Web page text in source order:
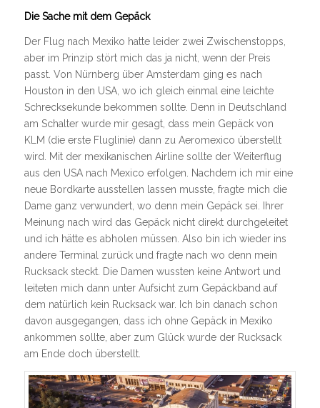
Die Sache mit dem Gepäck
Der Flug nach Mexiko hatte leider zwei Zwischenstopps,
aber im Prinzip stört mich das ja nicht, wenn der Preis
passt. Von Nürnberg über Amsterdam ging es nach
Houston in den USA, wo ich gleich einmal eine leichte
Schrecksekunde bekommen sollte. Denn in Deutschland
am Schalter wurde mir gesagt, dass mein Gepäck von
KLM (die erste Fluglinie) dann zu Aeromexico überstellt
wird. Mit der mexikanischen Airline sollte der Weiterflug
aus den USA nach Mexico erfolgen. Nachdem ich mir eine
neue Bordkarte ausstellen lassen musste, fragte mich die
Dame ganz verwundert, wo denn mein Gepäck sei. Ihrer
Meinung nach wird das Gepäck nicht direkt durchgeleitet
und ich hätte es abholen müssen. Also bin ich wieder ins
andere Terminal zurück und fragte nach wo denn mein
Rucksack steckt. Die Damen wussten keine Antwort und
leiteten mich dann unter Aufsicht zum Gepäckband auf
dem natürlich kein Rucksack war. Ich bin danach schon
davon ausgegangen, dass ich ohne Gepäck in Mexiko
ankommen sollte, aber zum Glück wurde der Rucksack
am Ende doch überstellt.